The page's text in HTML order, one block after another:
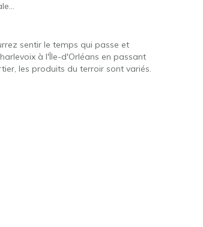
sentir le temps qui passe et
à l'Île-d'Orléans en passant
les produits du terroir sont variés.